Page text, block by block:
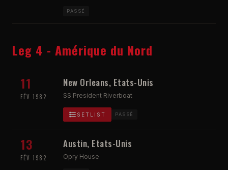
PASSÉ
Leg 4 - Amérique du Nord
11
FÉV 1982
New Orleans, Etats-Unis
SS President Riverboat
SETLIST PASSÉ
13
FÉV 1982
Austin, Etats-Unis
Opry House